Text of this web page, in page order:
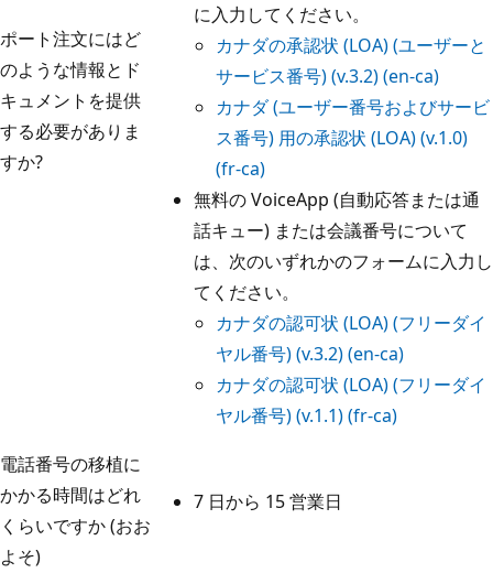
ポート注文にはど
のような情報とド
キュメントを提供
する必要がありま
すか?
に入力してください。
カナダの承認状 (LOA) (ユーザーと
サービス番号) (v.3.2) (en-ca)
カナダ (ユーザー番号およびサービ
ス番号) 用の承認状 (LOA) (v.1.0)
(fr-ca)
無料の VoiceApp (自動応答または通
話キュー) または会議番号について
は、次のいずれかのフォームに入力し
てください。
カナダの認可状 (LOA) (フリーダイ
ヤル番号) (v.3.2) (en-ca)
カナダの認可状 (LOA) (フリーダイ
ヤル番号) (v.1.1) (fr-ca)
電話番号の移植に
かかる時間はどれ
くらいですか (おお
よそ)
7 日から 15 営業日